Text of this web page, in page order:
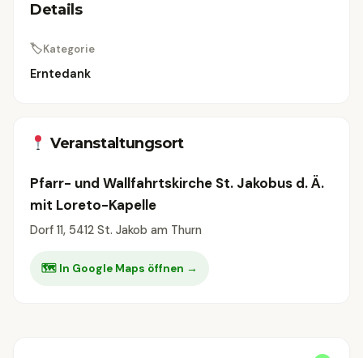
Details
🏷Kategorie
Erntedank
Veranstaltungsort
Pfarr- und Wallfahrtskirche St. Jakobus d. Ä.
mit Loreto-Kapelle
Dorf 11, 5412 St. Jakob am Thurn
🗺 In Google Maps öffnen →